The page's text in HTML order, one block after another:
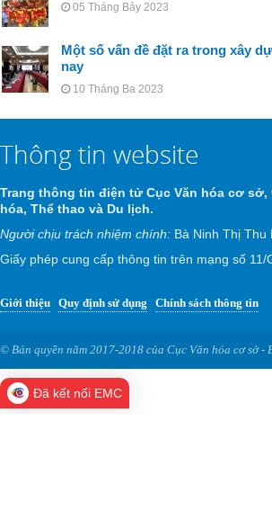
05 Tháng Bảy 2023
Một số vấn đề đặt ra trong xây
nay
10 Tháng Ba 2023
Thông tin website
Trang thông tin điện tử Cục Văn hóa cơ sở,
hóa, Thể thao và Du lịch.
Người chịu trách nhiệm chính: Bà Ninh Thị
Giấy phép cung cấp thông tin trên mạng số
Giới thiệu Quy định sử dụng Chính sách thông tin
© Bản quyền năm 2017-2018 của Cục Văn hóa cơ sở -
Đã kết nối EMC